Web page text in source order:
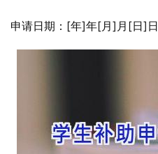
申请日期：[年]年[月]月[日]日